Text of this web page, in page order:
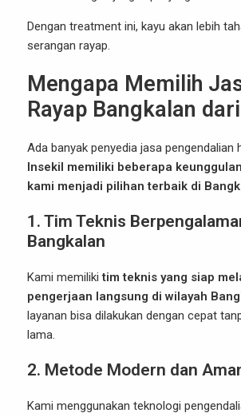
Dengan treatment ini, kayu akan lebih
serangan rayap.
Mengapa Memilih
Rayap Bangkalan
Ada banyak penyedia jasa pengendalian
Insekil memiliki beberapa
kami menjadi pilihan terbaik di
1. Tim Teknis
Bangkalan
Kami memilikitim teknis yang siap
pengerjaan langsung di wilayah
layanan bisa dilakukan dengan cepat
lama.
2. Metode Modern dan
Kami menggunakan teknologi